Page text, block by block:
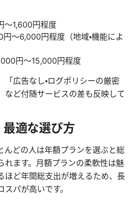
～1,600円程度
～6,000円程度（地域・機能によ
円～15,000円程度
広告なし・ログポリシーの厳密
など付随サービスの差も反映して
適な選び方
んどの人は年額プランを選ぶと総
れます。月額プランの柔軟性は魅
ほど年間総支出が増えるため、長
パが高いです。